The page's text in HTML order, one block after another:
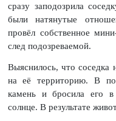
сразу заподозрила
были натянутые
провёл собственное
след подозреваемой.
Выяснилось, что соседка
на её территорию. В
камень и бросила его
солнце. В результате